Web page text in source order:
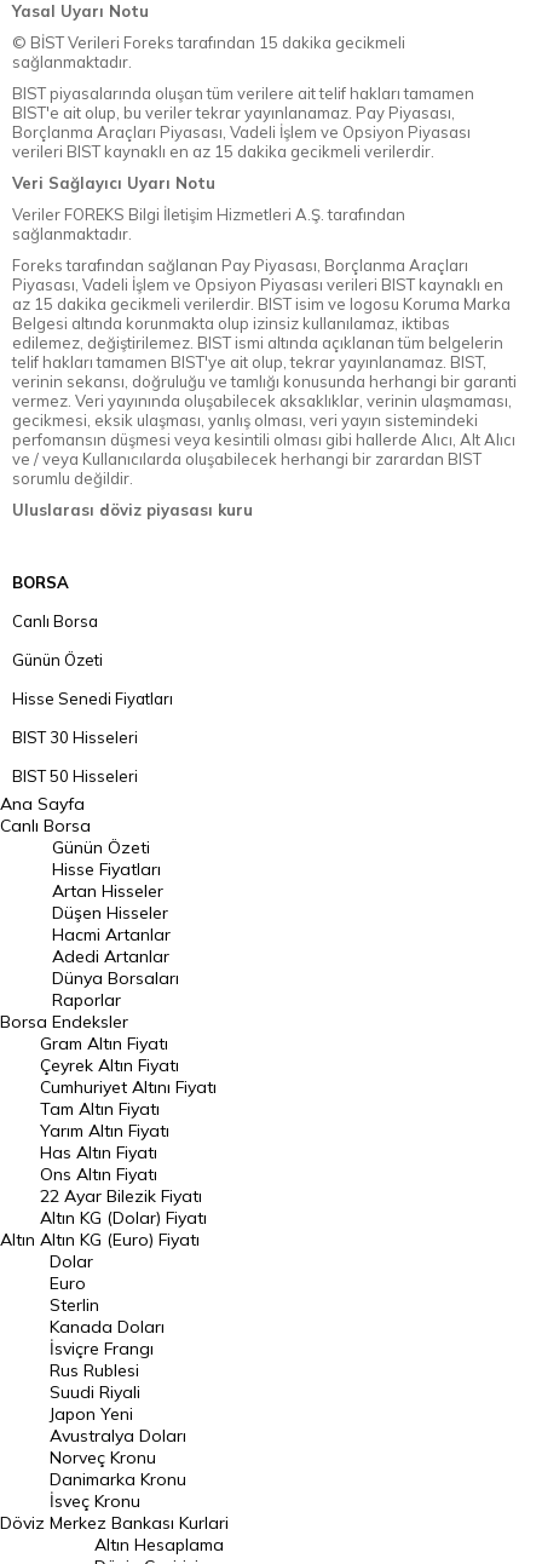
Yasal Uyarı Notu
© BİST Verileri Foreks tarafından 15 dakika gecikmeli
sağlanmaktadır.
BIST piyasalarında oluşan tüm verilere ait telif hakları tamamen
BIST'e ait olup, bu veriler tekrar yayınlanamaz. Pay Piyasası,
Borçlanma Araçları Piyasası, Vadeli İşlem ve Opsiyon Piyasası
verileri BIST kaynaklı en az 15 dakika gecikmeli verilerdir.
Veri Sağlayıcı Uyarı Notu
Veriler FOREKS Bilgi İletişim Hizmetleri A.Ş. tarafından
sağlanmaktadır.
Foreks tarafından sağlanan Pay Piyasası, Borçlanma Araçları
Piyasası, Vadeli İşlem ve Opsiyon Piyasası verileri BIST kaynaklı en
az 15 dakika gecikmeli verilerdir. BIST isim ve logosu Koruma Marka
Belgesi altında korunmakta olup izinsiz kullanılamaz, iktibas
edilemez, değiştirilemez. BIST ismi altında açıklanan tüm belgelerin
telif hakları tamamen BIST'ye ait olup, tekrar yayınlanamaz. BIST,
verinin sekansı, doğruluğu ve tamlığı konusunda herhangi bir garanti
vermez. Veri yayınında oluşabilecek aksaklıklar, verinin ulaşmaması,
gecikmesi, eksik ulaşması, yanlış olması, veri yayın sistemindeki
perfomansın düşmesi veya kesintili olması gibi hallerde Alıcı, Alt Alıcı
ve / veya Kullanıcılarda oluşabilecek herhangi bir zarardan BIST
sorumlu değildir.
Uluslarası döviz piyasası kuru
BORSA
Canlı Borsa
Günün Özeti
Hisse Senedi Fiyatları
BIST 30 Hisseleri
BIST 50 Hisseleri
BIST 100 Hisseleri
En Çok Artan Hisseler
En Çok Düşen Hisseler
Hacmi Artanlar
Geçmiş Kapanışlar
Dünya Borsaları
Raporlar
Endeksler
DÖVİZ
Döviz Kuru
Dolar Kuru
Euro Kuru
Pound Kuru
Frank Kuru
Riyal Kuru
Avustralya Doları
Danimarka Kronu Kuru
Kanada Doları Kuru
Norveç Kronu Kuru
Ana Sayfa
Canlı Borsa
Borsa
Günün Özeti
Hisse Fiyatları
Artan Hisseler
Düşen Hisseler
Hacmi Artanlar
Adedi Artanlar
Dünya Borsaları
Raporlar
Endeksler
Altın
Gram Altın Fiyatı
Çeyrek Altın Fiyatı
Cumhuriyet Altını Fiyatı
Tam Altın Fiyatı
Yarım Altın Fiyatı
Has Altın Fiyatı
Ons Altın Fiyatı
22 Ayar Bilezik Fiyatı
Altın KG (Dolar) Fiyatı
Altın KG (Euro) Fiyatı
Döviz
Dolar
Euro
Sterlin
Kanada Doları
İsviçre Frangı
Rus Rublesi
Suudi Riyali
Japon Yeni
Avustralya Doları
Norveç Kronu
Danimarka Kronu
İsveç Kronu
Merkez Bankası Kurlari
Altın Hesaplama